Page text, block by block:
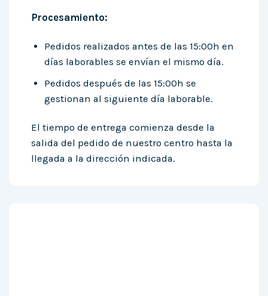
Procesamiento:
Pedidos realizados antes de las 15:00h en
días laborables se envían el mismo día.
Pedidos después de las 15:00h se
gestionan al siguiente día laborable.
El tiempo de entrega comienza desde la
salida del pedido de nuestro centro hasta la
llegada a la dirección indicada.